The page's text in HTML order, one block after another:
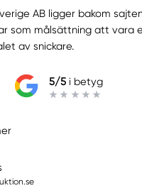
AB ligger bakom
som målsättning att vara
av snickare.
5/5i betyg